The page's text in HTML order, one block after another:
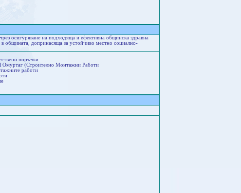
осигуряване на подходяща и ефективна общинска здравна
допринасяща за устойчиво местно социално-
поръчки
Омуртаг (Строително Монтажни Работи
работи